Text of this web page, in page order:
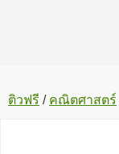
ติวฟรี / คณิตศาสตร์